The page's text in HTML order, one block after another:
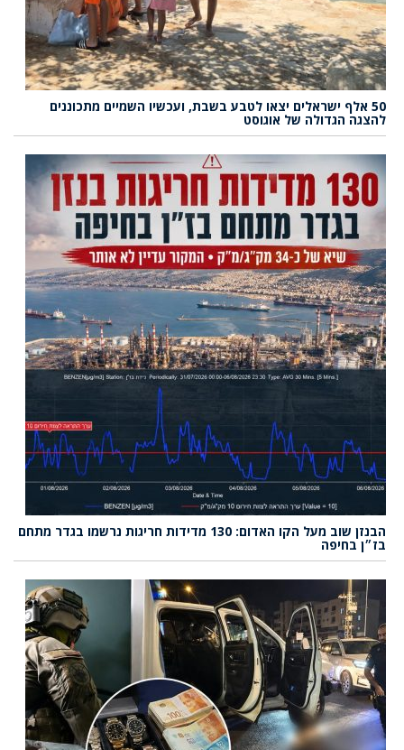
50 אלף ישראלים יצאו לטבע בשבת, ועכשיו השמיים מתכוננים
להצגה הגדולה של אוגוסט
הבנזן שוב מעל הקו האדום: 130 מדידות חריגות נרשמו בגדר מתחם
בז״ן בחיפה